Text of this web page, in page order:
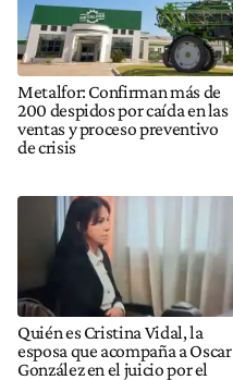
Metalfor: Confirman más de
200 despidos por caída en las
ventas y proceso preventivo
de crisis
Quién es Cristina Vidal, la
esposa que acompaña a Oscar
González en el juicio por el